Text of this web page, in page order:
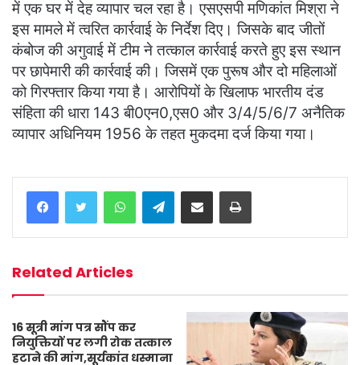
में एक घर में देह व्यापार चल रहा है। एसएसपी मणिकांत मिश्रा ने
इस मामले में त्वरित कार्रवाई के निर्देश दिए। जिसके बाद जीतों
कंबोज की अगुवाई में टीम ने तत्काल कार्रवाई करते हुए इस स्थान
पर छापेमारी की कार्रवाई की। जिसमें एक पुरूष और दो महिलाओं
को गिरफ्तार किया गया है। आरोपियों के खिलाफ भारतीय दंड
संहिता की धारा 143 बी0एन0,एस0 और 3/4/5/6/7 अनैतिक
व्यापार अधिनियम 1956 के तहत मुकदमा दर्ज किया गया।
WhatsAppTelegramShare via Email Print
Related Articles
16 सूत्री मांग पत्र सौंप कर
नियुक्तियों पर लगी रोक तत्काल
हटाने की मांग,सूर्यकांत धस्माना